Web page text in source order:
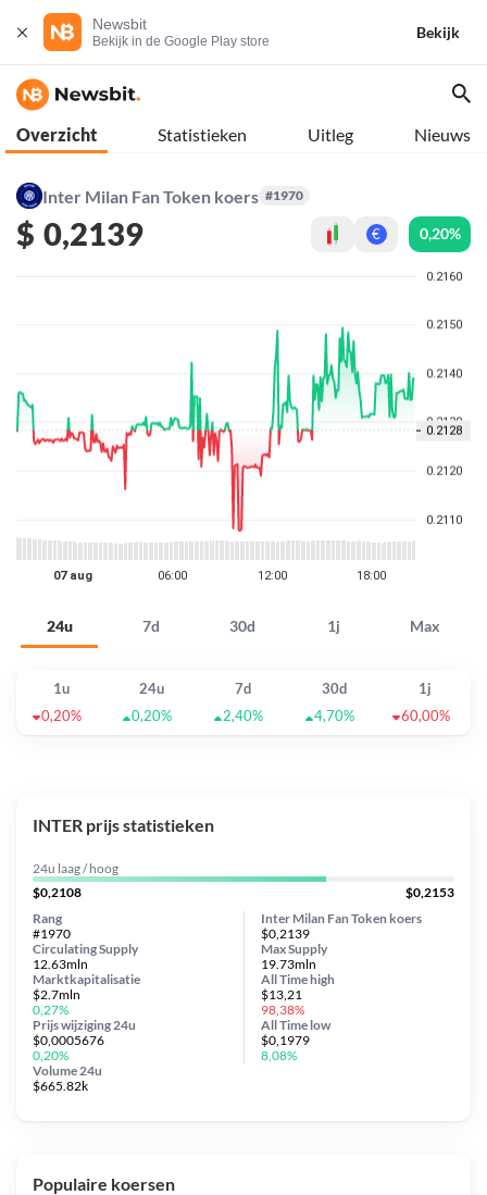
Newsbit
Bekijk in de Google Play store
Bekijk
Overzicht Statistieken Uitleg Nieuws
Inter Milan Fan Token koers #1970
$ 0,2139 € 0,20%
24u 7d 30d 1j Max
1u 24u 7d 30d
1j
0,20%
0,20% 2,40% 4,70% 60,00%
INTER prijs statistieken
24u laag / hoog
$0,2108
$0,2153
Inter Milan Fan Token koers
$0,2139
Circulating Supply
12.63mln
Prijs wijziging 24u
$0,0005676
0,20%
Max Supply
19.73mln
Marktkapitalisatie
$2.7mln
0,27%
Volume 24u
$665.82k
Rang
#1970
All Timehigh
$13,21
98,38%
All Time low
$0,1979
8,08%
Populaire koersen